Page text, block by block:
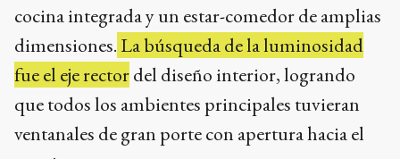
cocina integrada y un estar-comedor de amplias
dimensiones. La búsqueda de la luminosidad
fue el eje rectordel diseño interior, logrando
que todos los ambientes principales tuvieran
ventanales de gran porte con apertura hacia el